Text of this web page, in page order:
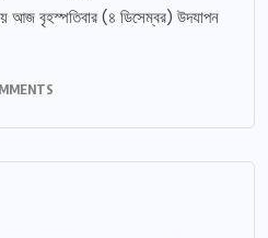
আজ বৃহস্পতিবার (৪ ডিসেম্বর) উদযাপন